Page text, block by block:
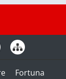
Fortuna